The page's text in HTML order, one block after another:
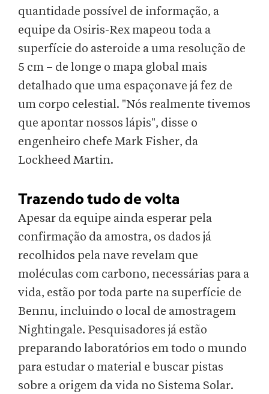
quantidade possível de informação, a
equipe da Osiris-Rex mapeou toda a
superfície do asteroide a uma resolução de
5 cm – de longe o mapa global mais
detalhado que uma espaçonave já fez de
um corpo celestial. "Nós realmente tivemos
que apontar nossos lápis", disse o
engenheiro chefe Mark Fisher, da
Lockheed Martin.
Trazendo tudo de volta
Apesar da equipe ainda esperar pela
confirmação da amostra, os dados já
recolhidos pela nave revelam que
moléculas com carbono, necessárias para a
vida, estão por toda parte na superfície de
Bennu, incluindo o local de amostragem
Nightingale. Pesquisadores já estão
preparando laboratórios em todo o mundo
para estudar o material e buscar pistas
sobre a origem da vida no Sistema Solar.